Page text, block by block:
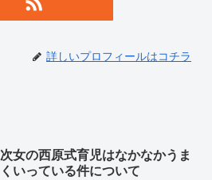
詳しいプロフィールはコチラ
次女の西原式育児はなかなかうま
くいっている件について